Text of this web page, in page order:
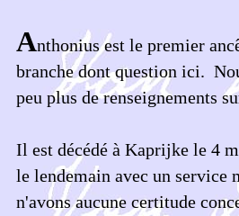
Anthonius est le premier
branche dont question ici.
peu plus de renseignements
Il est décédé à Kaprijke le 4
le lendemain avec un service
n'avons aucune certitude